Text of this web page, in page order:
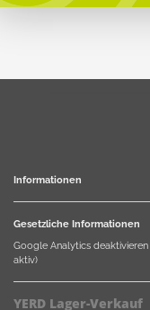
Informationen
Gesetzliche Informationen
Google Analytics deaktivieren
aktiv)
YERD Lager-Verkauf